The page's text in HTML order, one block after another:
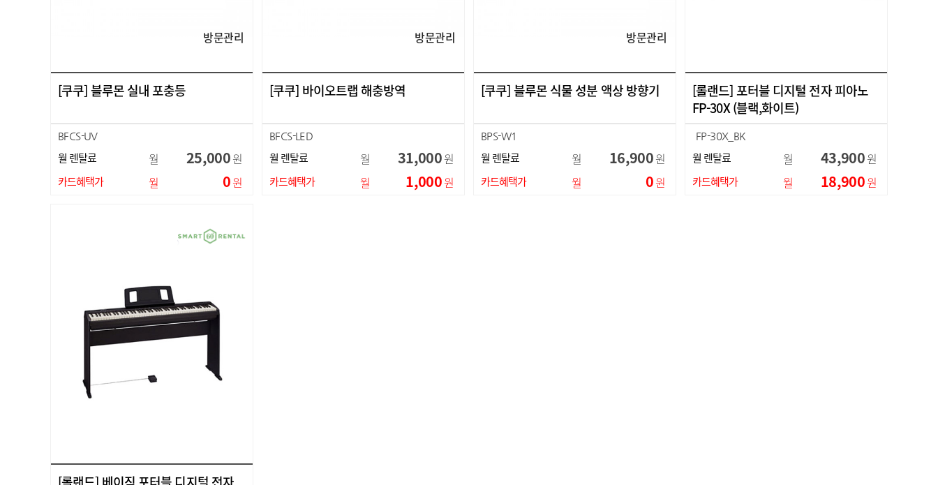
방문관리
[쿠쿠] 블루몬 실내 포충등
BFCS-UV
월 렌탈료 월 25,000원
카드혜택가 월 0원
방문관리
[쿠쿠] 바이오트랩 해충방역
BFCS-LED
월 렌탈료 월 31,000원
카드혜택가 월 1,000원
방문관리
[쿠쿠] 블루몬 식물 성분 액상 방향기
BPS-W1
월 렌탈료 월 16,900원
카드혜택가 월 0원
[롤랜드] 포터블 디지털 전자 피아노
FP-30X (블랙,화이트)
FP-30X_BK
월 렌탈료 월 43,900원
카드혜택가 월 18,900원